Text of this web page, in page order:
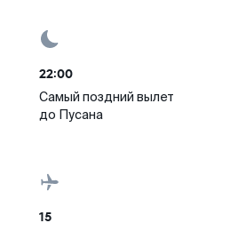
22:00
Самый поздний вылет
до Пусана
15